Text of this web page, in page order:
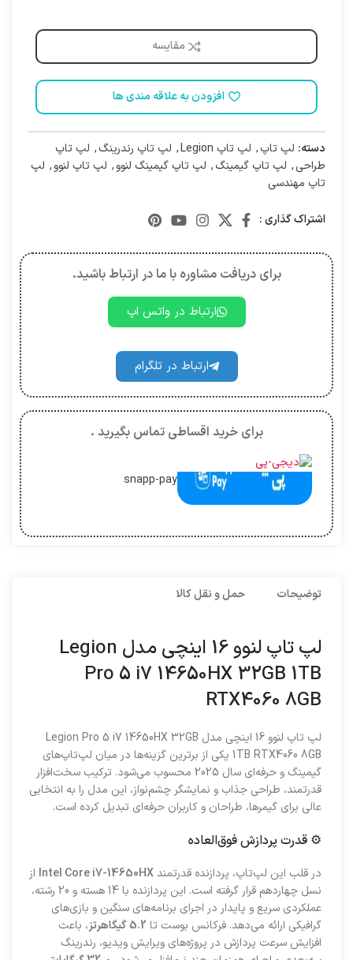
مقایسه
افزودن به علاقه مندی ها
دسته: لپ تاپ, لپ تاپ Legion , لپ تاپ رندرینگ, لپ تاپ
طراحی, لپ تاپ گیمینگ, لپ تاپ گیمینگ لنوو, لپ تاپ لنوو, لپ
تاپ مهندسی
اشتراک گذاری :
برای دریافت مشاوره با ما در ارتباط باشید.
ارتباط در واتس اپ
ارتباط در تلگرام
برای خرید اقساطی تماس بگیرید .
snapp-pay
توضیحات حمل و نقل کالا
لپ تاپ لنوو 16 اینچی مدل Legion
Pro 5 i7 14650HX 32GB 1TB
RTX4060 8GB
لپ تاپ لنوو 16 اینچی مدل Legion Pro 5 i7 14650HX 32GB
1TB RTX4060 8GB یکی از برترین گزینه‌ها در میان لپ‌تاپ‌های
گیمینگ و حرفه‌ای سال 2025 محسوب می‌شود. ترکیب سخت‌افزار
قدرتمند، طراحی جذاب و نمایشگر چشم‌نواز، این مدل را به انتخابی
عالی برای گیمرها، طراحان و کاربران حرفه‌ای تبدیل کرده است.
⚙️ قدرت پردازش فوق‌العاده
در قلب این لپ‌تاپ، پردازنده قدرتمندIntel Core i7-14650HX از
نسل چهاردهم قرار گرفته است. این پردازنده با 14 هسته و 20 رشته،
عملکردی سریع و پایدار در اجرای برنامه‌های سنگین و بازی‌های
گرافیکی ارائه می‌دهد. فرکانس بوست تا 5.2 گیگاهرتز
، باعث
افزایش سرعت پردازش در پروژه‌های ویرایش ویدیو، رندرینگ